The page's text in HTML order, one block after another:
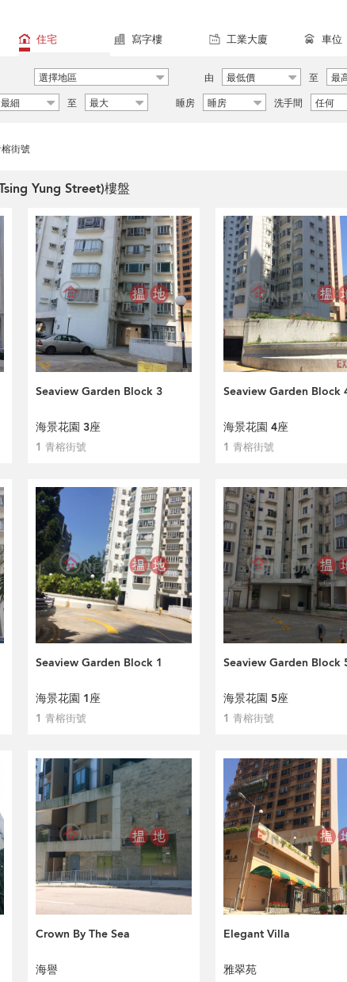
住宅 寫字樓 工業大廈 車位
選擇地區 由 最低價 至
最
最細 至 最大 睡房 睡房 洗手間 任何
街號
Yung Street)樓盤
Seaview Garden Block 3
海景花園 3座
1 青榕街號
Seaview Garden Block
海景花園 4座
1 青榕街號
Seaview Garden Block 1
海景花園 1座
1 青榕街號
Seaview Garden Block
海景花園 5座
1 青榕街號
Crown By The Sea
海譽
Elegant Villa
雅翠苑